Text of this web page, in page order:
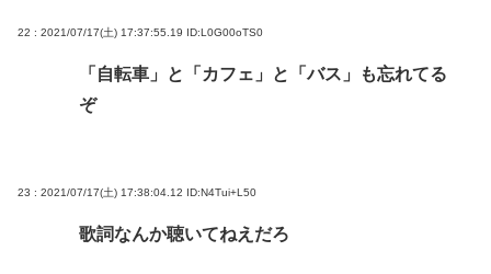
22 : 2021/07/17(土) 17:37:55.19 ID:L0G00oTS0
「自転車」と「カフェ」と「バス」も忘れてる
ぞ
23 : 2021/07/17(土) 17:38:04.12 ID:N4Tui+L50
歌詞なんか聴いてねえだろ